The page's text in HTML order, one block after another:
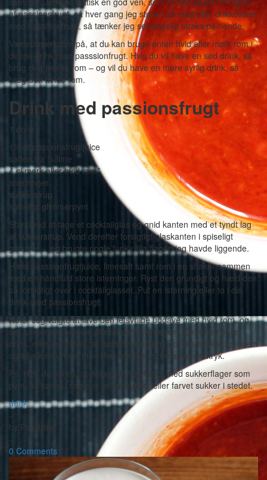
af passionsfrugt, så hver gang jeg støder på mad eller drikkevarer
med passionsfrugt, så tænker jeg selvfølgelig straks på hende.
Vær opmærksom på, at du kan bruge enten hvid eller mørk rom i
denne drink med passsionfrugt. Hvis du vil have en sød drink, så
brug den mørke rom – og vil du have en mere syrlig drink, så
brug den hvide rom.
Drink med passionsfrugt
1 drink
1½ dl passionsfrugtjuice
saften fra ½ lime
4 cl mørk eller hvid rom*
isterninger
sukkersirup
spiseligt glimmerpynt
Start med at tage et cocktailglas og gnid kanten med et tyndt lag
af sukkersirup. Vend derefter forsigtigt glaskanten i spiseligt
glimmer – jeg brugte nogle funky lilla flager, jeg havde liggende.
Hæld passsionfrugtjuice, limesaft samt rom i en shaker sammen
med en håndfuld store isterninger. Ryst den grundigt og hæld den
så forsigtigt over i cocktailglasset. Put en isterning eller to i din
drink med passionsfrugt.
Note: Jeg valgte at lave den letsyrlige udgave med hvid rom, og
det fungerede aldeles glimrende til min smag. Det er en enkel
drink, men jeg synes, at passionsfrugten godt må smage igennem
og ikke konkurrere med (for) mange andre smagsindtryk.
Ps. Hvis du synes, at det er for mærkeligt med sukkerflager som
pynt, så kan du sagtens bruge sukker eller farvet sukker i stedet.
drink
-
by Piskeriset
-
0 Comments